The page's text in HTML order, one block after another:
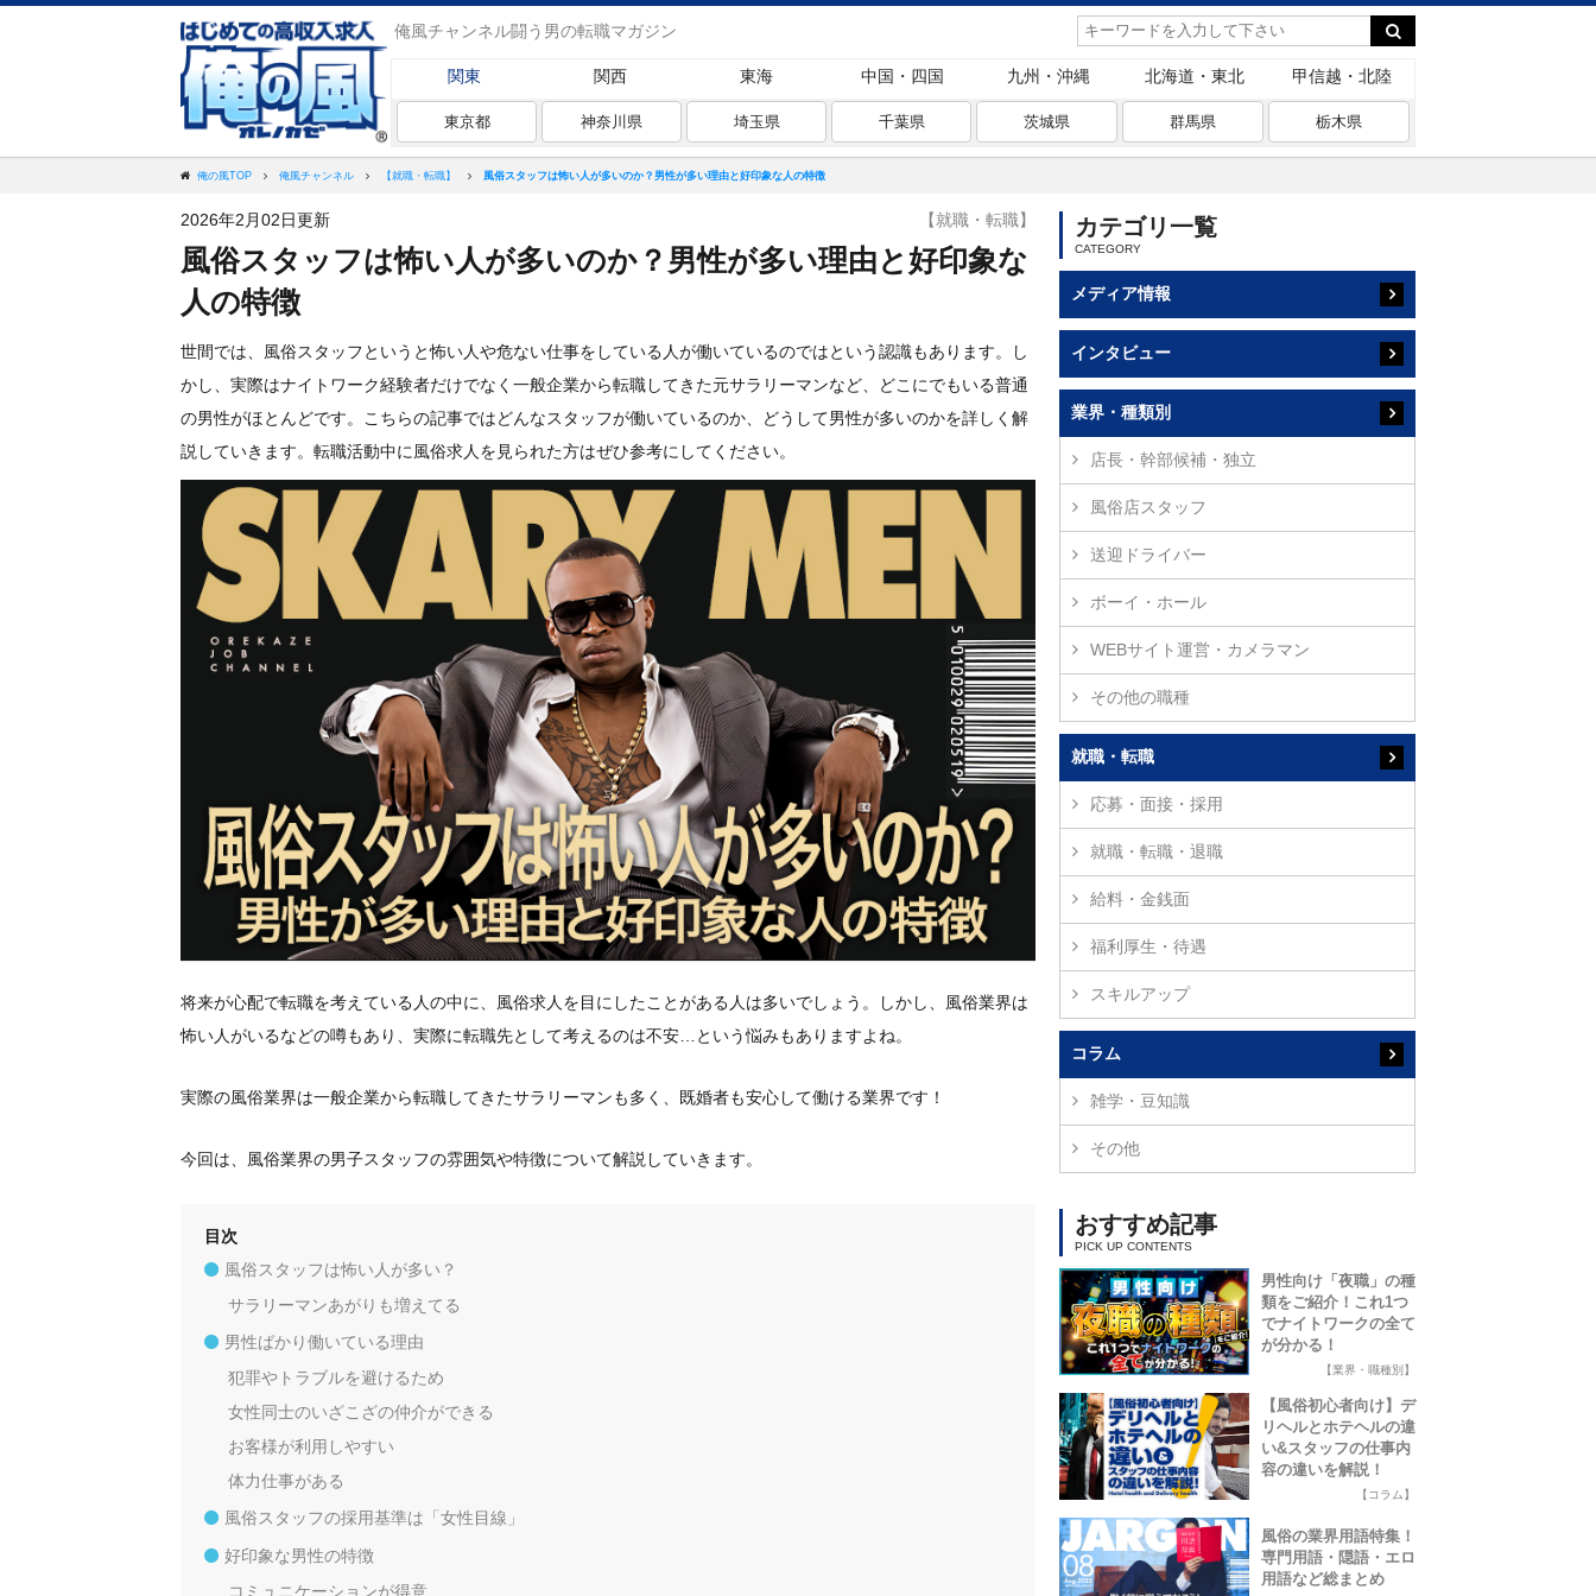
俺風チャンネル闘う男の転職マガジン
関東 関西 東海 中国・四国 九州・沖縄 北海道・東北 甲信越・北陸
東京都 神奈川県 埼玉県 千葉県 茨城県 群馬県 栃木県
俺の風TOP 俺風チャンネル 【就職・転職】 風俗スタッフは怖い人が多いのか？男性が多い理由と好印象な人の特徴
2026年2月02日更新 【就職・転職】
風俗スタッフは怖い人が多いのか？男性が多い理由と好印象な
人の特徴
世間では、風俗スタッフというと怖い人や危ない仕事をしている人が働いているのではという認識もあります。し
かし、実際はナイトワーク経験者だけでなく一般企業から転職してきた元サラリーマンなど、どこにでもいる普通
の男性がほとんどです。こちらの記事ではどんなスタッフが働いているのか、どうして男性が多いのかを詳しく解
説していきます。転職活動中に風俗求人を見られた方はぜひ参考にしてください。
将来が心配で転職を考えている人の中に、風俗求人を目にしたことがある人は多いでしょう。しかし、風俗業界は
怖い人がいるなどの噂もあり、実際に転職先として考えるのは不安…という悩みもありますよね。
実際の風俗業界は一般企業から転職してきたサラリーマンも多く、既婚者も安心して働ける業界です！
今回は、風俗業界の男子スタッフの雰囲気や特徴について解説していきます。
目次
風俗スタッフは怖い人が多い？
サラリーマンあがりも増えてる
男性ばかり働いている理由
犯罪やトラブルを避けるため
女性同士のいざこざの仲介ができる
お客様が利用しやすい
体力仕事がある
風俗スタッフの採用基準は「女性目線」
好印象な男性の特徴
コミュニケーションが得意
カテゴリ一覧
メディア情報
インタビュー
業界・種類別
店長・幹部候補・独立
風俗店スタッフ
送迎ドライバー
ボーイ・ホール
WEBサイト運営・カメラマン
その他の職種
就職・転職
応募・面接・採用
就職・転職・退職
給料・金銭面
福利厚生・待遇
スキルアップ
コラム
雑学・豆知識
その他
おすすめ記事
男性向け「夜職」の種
類をご紹介！これ1つ
でナイトワークの全て
が分かる！
【業界・職種別】
【風俗初心者向け】デ
リヘルとホテヘルの違
い&スタッフの仕事内
容の違いを解説！
【コラム】
風俗の業界用語特集！
専門用語・隠語・エロ
用語など総まとめ